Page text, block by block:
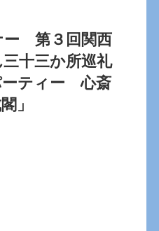
ー 第３回関西
十三か所巡礼
ーティー 心斎
」